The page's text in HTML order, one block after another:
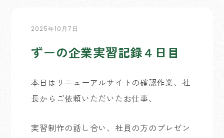
2025年10月7日
ずーの企業実習記録４日目
本日はリニューアルサイトの確認作業、社
長からご依頼いただいたお仕事、
実習制作の話し合い、社員の方のプレゼン